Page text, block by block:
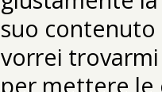
suo contenuto
vorrei
per mettere